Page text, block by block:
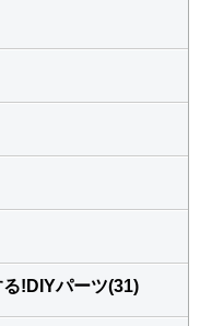
!DIYパーツ(31)